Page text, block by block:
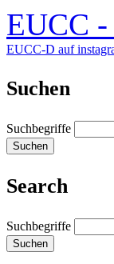
EUCC
EUCC-D auf
Suchen
Suchbegriffe
Suchen
Search
Suchbegriffe
Suchen